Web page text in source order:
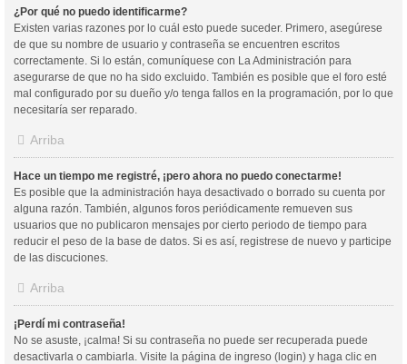
¿Por qué no puedo identificarme?
Existen varias razones por lo cuál esto puede suceder. Primero, asegúrese
de que su nombre de usuario y contraseña se encuentren escritos
correctamente. Si lo están, comuníquese con La Administración para
asegurarse de que no ha sido excluido. También es posible que el foro esté
mal configurado por su dueño y/o tenga fallos en la programación, por lo que
necesitaría ser reparado.
Arriba
Hace un tiempo me registré, ¡pero ahora no puedo conectarme!
Es posible que la administración haya desactivado o borrado su cuenta por
alguna razón. También, algunos foros periódicamente remueven sus
usuarios que no publicaron mensajes por cierto periodo de tiempo para
reducir el peso de la base de datos. Si es así, registrese de nuevo y participe
de las discuciones.
Arriba
¡Perdí mi contraseña!
No se asuste, ¡calma! Si su contraseña no puede ser recuperada puede
desactivarla o cambiarla. Visite la página de ingreso (login) y haga clic en